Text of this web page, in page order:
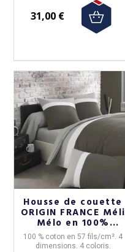
31,00 €
Housse de couette
ORIGIN FRANCE Méli
Mélo en 100%
coton - 4 coloris 4
tailles
100 % coton en 57 fils/cm². 4
dimensions. 4 coloris.